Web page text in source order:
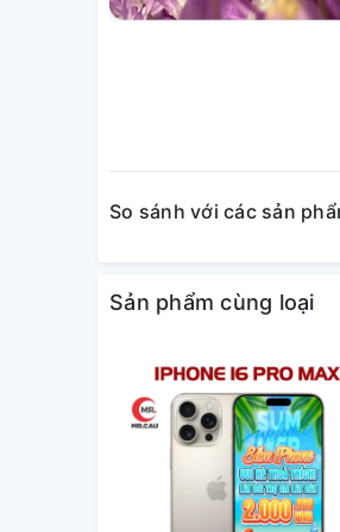
So sánh với các sản
Sản phẩm cùng loại